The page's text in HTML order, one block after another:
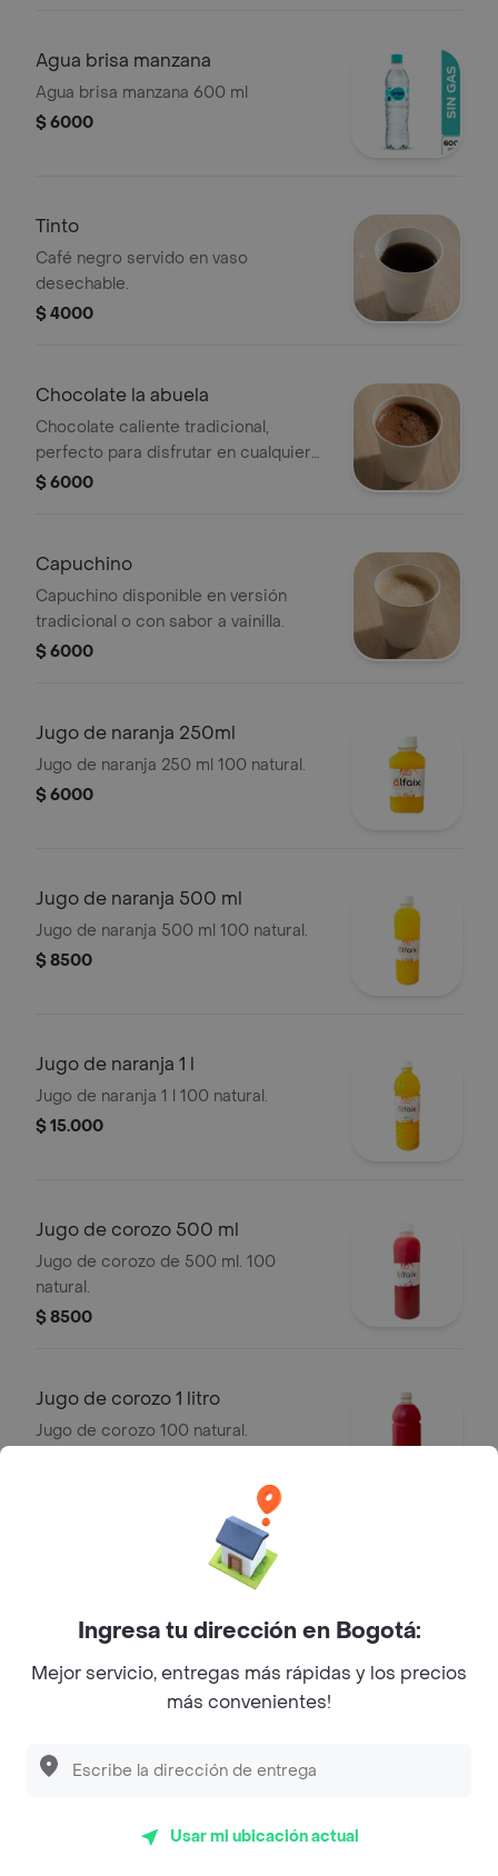
Agua brisa manzana
Agua brisa manzana 600 ml
$ 6000
Tinto
Café negro servido en vaso
desechable.
$ 4000
Chocolate la abuela
Chocolate caliente tradicional,
perfecto para disfrutar en cualquier
momento.
$ 6000
Capuchino
Capuchino disponible en versión
tradicional o con sabor a vainilla.
$ 6000
Jugo de naranja 250ml
Jugo de naranja 250 ml 100 natural.
$ 6000
Jugo de naranja 500 ml
Jugo de naranja 500 ml 100 natural.
$ 8500
Jugo de naranja 1 l
Jugo de naranja 1 l 100 natural.
$ 15.000
Jugo de corozo 500 ml
Jugo de corozo de 500 ml. 100
natural.
$ 8500
Jugo de corozo 1 litro
Jugo de corozo 100 natural.
Jugo de corozo 250 ml
Jugo de corozo de 250 ml. 100
natural.
Agua de arroz de 500 ml. 100 natural.
Ingresa tu dirección en Bogotá:
Mejor servicio, entregas más rápidas y los precios
más convenientes!
Usar mi ubicación actual